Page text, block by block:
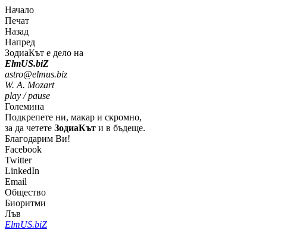
Начало
Печат
Назад
Напред
ЗодиаКът е дело на
ElmUS.biZ
astro@elmus.biz
W. A. Mozart
play / pause
Големина
Подкрепете ни, макар и скромно,
за да четете ЗодиаКът и в бъдеще.
Благодарим Ви!
Facebook
Twitter
LinkedIn
Email
Общество
Биоритми
Лъв
ElmUS.biZ